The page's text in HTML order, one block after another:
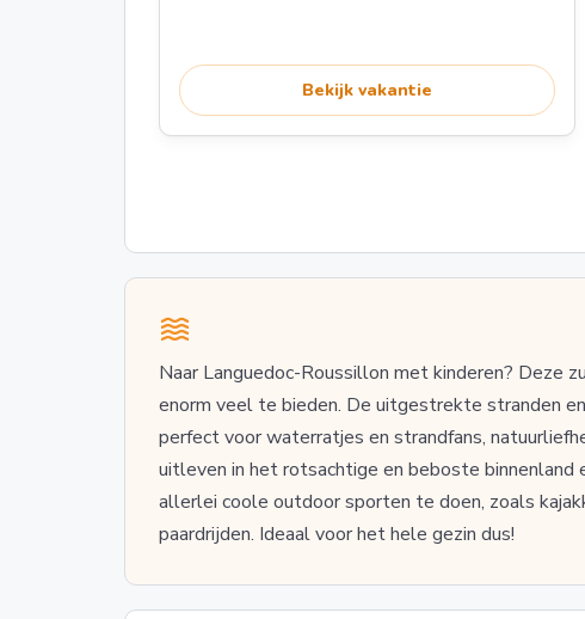
Bekijk vakantie
Naar Languedoc-Roussillon met kinderen? Deze
enorm veel te bieden. De uitgestrekte stranden
perfect voor waterratjes en strandfans,
uitleven in het rotsachtige en beboste binnenland
allerlei coole outdoor sporten te doen, zoals
paardrijden. Ideaal voor het hele gezin dus!